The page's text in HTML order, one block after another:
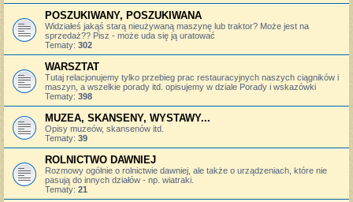
POSZUKIWANY, POSZUKIWANA
Widziałeś jakąś starą nieużywaną maszynę lub traktor? Może jest na
sprzedaż?? Pisz - może uda się ją uratować
Tematy: 302
WARSZTAT
Tutaj relacjonujemy tylko przebieg prac restauracyjnych naszych ciągników i
maszyn, a wszelkie porady itd. opisujemy w dziale Porady i wskazówki
Tematy: 398
MUZEA, SKANSENY, WYSTAWY...
Opisy muzeów, skansenów itd.
Tematy: 39
ROLNICTWO DAWNIEJ
Rozmowy ogólnie o rolnictwie dawniej, ale także o urządzeniach, które nie
pasują do innych działów - np. wiatraki.
Tematy: 21